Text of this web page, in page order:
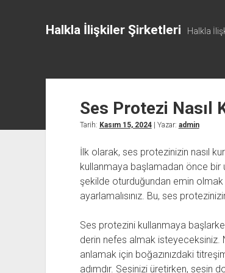
Halkla İlişkiler Şirketleri Halkla
Ses Protezi Nasıl
Tarih: Kasım 15, 2024| Yazar: admin
İlk olarak, ses protezinizin nasıl
kullanmaya başlamadan önce bir
şekilde oturduğundan emin olmak
ayarlamalısınız. Bu, ses
Ses protezini kullanmaya
derin nefes almak isteyeceksiniz.
anlamak için boğazınızdaki
adımdır. Sesinizi üretirken, sesin